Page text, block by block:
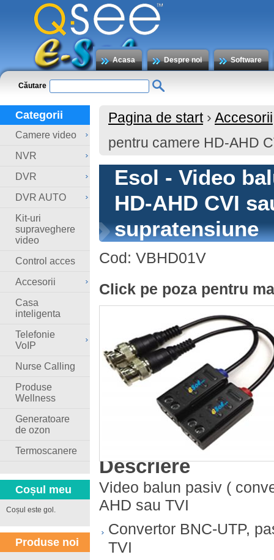
Acasa Despre noi Software
Căutare
Categorii
Camere video
NVR
DVR
DVR AUTO
Kit-uri
supraveghere
video
Control acces
Accesorii
Casa
inteligenta
Telefonie
VoIP
Nurse Calling
Produse
Wellness
Generatoare
de ozon
Termoscanere
Coșul meu
Coșul este gol.
Produse noi
Pagina de start› Accesorii
pentru camere HD-AHD
Esol - Video
HD-AHD CVI
supratensiune
Cod: VBHD01V
Click pe poza pentru
Descriere
Video balun pasiv (
AHD sau TVI
Convertor BNC-UTP,
TVI